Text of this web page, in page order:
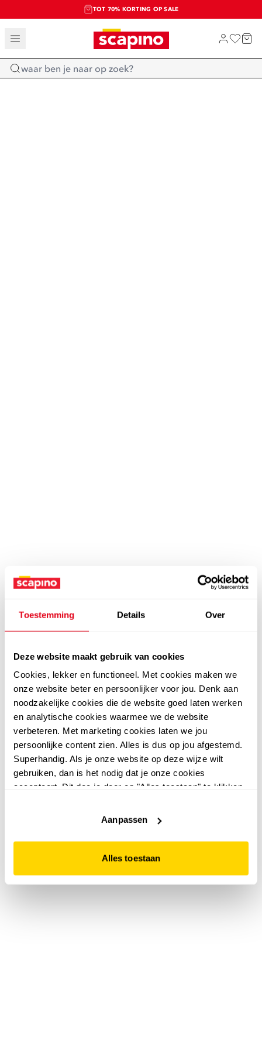
Toestemming Details Over
Deze website maakt gebruik van cookies
Cookies, lekker en functioneel. Met cookies maken we
onze website beter en persoonlijker voor jou. Denk aan
noodzakelijke cookies die de website goed laten werken
en analytische cookies waarmee we de website
verbeteren. Met marketing cookies laten we jou
persoonlijke content zien. Alles is dus op jou afgestemd.
Superhandig. Als je onze website op deze wijze wilt
gebruiken, dan is het nodig dat je onze cookies
accepteert. Dit doe je door op "Alles toestaan" te klikken.
website niet optimaal functioneert.
Aanpassen
Alles toestaan
TOT 70% KORTING OP SALE
SALE: LAATSTE KANS!
SHOP NIEUW
Home